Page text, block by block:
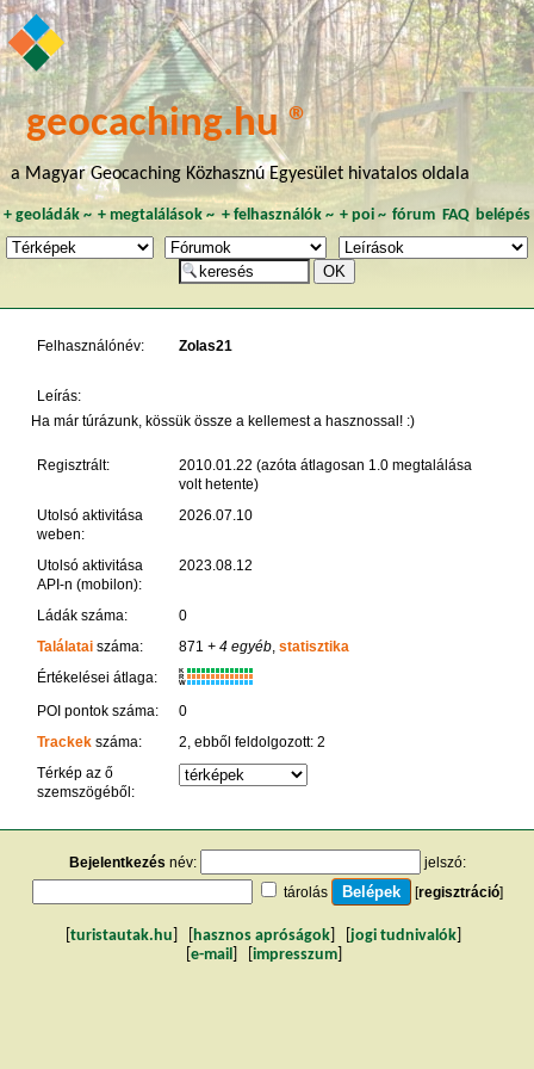
geocaching.hu ®
a Magyar Geocaching Közhasznú Egyesület hivatalos oldala
+ geoládák~ +megtalálások ~ + felhasználók~ + poi~ fórum FAQ belépés
Felhasználónév: Zolas21
Leírás:
Ha már túrázunk, kössük össze a kellemest a hasznossal! :)
Regisztrált:
2010.01.22 (azóta átlagosan 1.0 megtalálása
volt hetente)
Utolsó aktivitása
weben:
2026.07.10
Utolsó aktivitása
API-n (mobilon):
2023.08.12
Ládák száma:
0
Találataiszáma: 871 + 4 egyéb, statisztika
Értékelései átlaga:
K
R
W
POI pontok száma:
0
Trackekszáma:
2, ebből feldolgozott: 2
Térkép az ő
szemszögéből:
Bejelentkezés név:
jelszó:
tárolás
[regisztráció]
turistautak.hu hasznos apróságok jogi tudnivalók
e-mail impresszum]